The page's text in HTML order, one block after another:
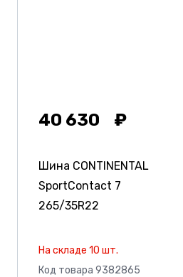
40 630
Шина CONTINENTAL
SportContact 7
265/35R22
На складе 10 шт.
Код товара 9382865